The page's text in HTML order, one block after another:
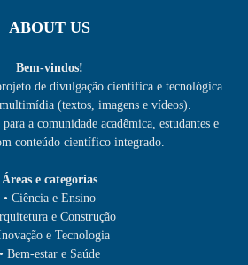
ABOUT US
Bem-vindos!
de divulgação científica e tecnológica
(textos, imagens e vídeos).
a comunidade acadêmica, estudantes e
conteúdo científico integrado.
Áreas e categorias
• Ciência e Ensino
e Construção
e Tecnologia
• Bem-estar e Saúde